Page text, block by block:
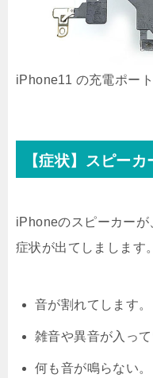
iPhone11 の充電ポート
【症状】スピーカ
iPhoneのスピーカー
症状が出てしまします。
音が割れてします。
雑音や異音が入って
何も音が鳴らない。